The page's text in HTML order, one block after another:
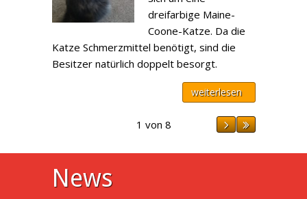
dreifarbige Maine-
Coone-Katze. Da die
Katze Schmerzmittel benötigt, sind die
Besitzer natürlich doppelt besorgt.
weiterlesen
1 von 8
News